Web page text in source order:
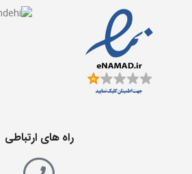
راه های ارتباطی